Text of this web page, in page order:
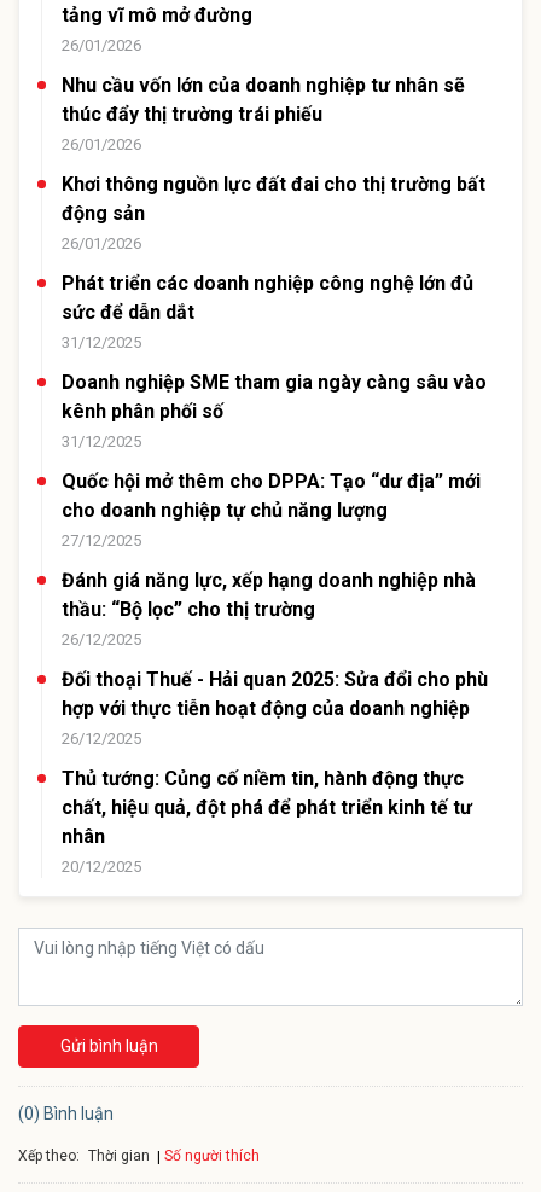
tảng vĩ mô mở đường
26/01/2026
Nhu cầu vốn lớn của doanh nghiệp tư nhân sẽ
thúc đẩy thị trường trái phiếu
26/01/2026
Khơi thông nguồn lực đất đai cho thị trường bất
động sản
26/01/2026
Phát triển các doanh nghiệp công nghệ lớn đủ
sức để dẫn dắt
31/12/2025
Doanh nghiệp SME tham gia ngày càng sâu vào
kênh phân phối số
31/12/2025
Quốc hội mở thêm cho DPPA: Tạo “dư địa” mới
cho doanh nghiệp tự chủ năng lượng
27/12/2025
Đánh giá năng lực, xếp hạng doanh nghiệp nhà
thầu: “Bộ lọc” cho thị trường
26/12/2025
Đối thoại Thuế - Hải quan 2025: Sửa đổi cho phù
hợp với thực tiễn hoạt động của doanh nghiệp
26/12/2025
Thủ tướng: Củng cố niềm tin, hành động thực
chất, hiệu quả, đột phá để phát triển kinh tế tư
nhân
20/12/2025
Gửi bình luận
(0) Bình luận
Xếp theo: Thời gian Số người thích